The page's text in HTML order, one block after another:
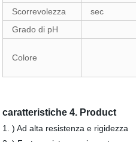
Scorrevolezza
sec
Grado di pH
Colore
caratteristiche 4. Product
1. ) Ad alta resistenza e rigidezza